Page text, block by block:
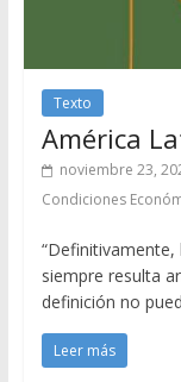
Texto
América
noviembre 23,
Condiciones
siempre resulta
definición no
Leer más